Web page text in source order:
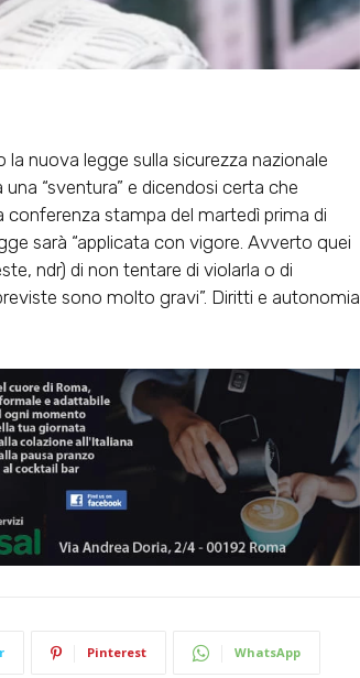
nuova legge sulla sicurezza nazionale
“sventura” e dicendosi certa che
conferenza stampa del martedì prima di
sarà “applicata con vigore. Avverto quei
ndr) di non tentare di violarla o di
sono molto gravi”. Diritti e autonomia
Pinterest WhatsApp